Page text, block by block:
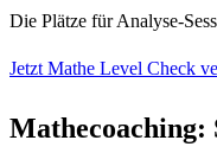
Die Plätze für Analyse-
Jetzt Mathe Level Check
Mathecoaching: